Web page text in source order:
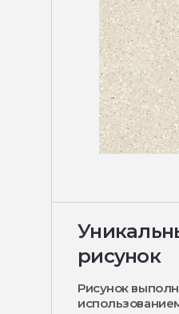
рисунок
Рисунок